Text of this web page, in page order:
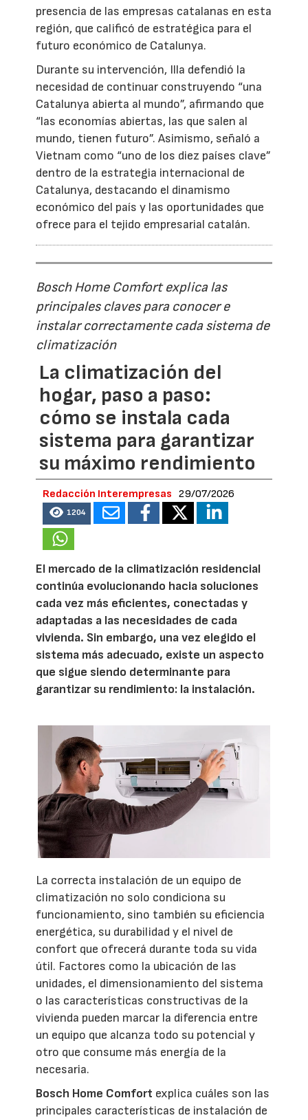
presencia de las empresas catalanas en esta
región, que calificó de estratégica para el
futuro económico de Catalunya.
Durante su intervención, Illa defendió la
necesidad de continuar construyendo “una
Catalunya abierta al mundo”, afirmando que
“las economías abiertas, las que salen al
mundo, tienen futuro”. Asimismo, señaló a
Vietnam como “uno de los diez países clave”
dentro de la estrategia internacional de
Catalunya, destacando el dinamismo
económico del país y las oportunidades que
ofrece para el tejido empresarial catalán.
Bosch Home Comfort explica las
principales claves para conocer e
instalar correctamente cada sistema de
climatización
La climatización del
hogar, paso a paso:
cómo se instala cada
sistema para garantizar
su máximo rendimiento
Redacción Interempresas 29/07/2026
1204
El mercado de la climatización residencial
continúa evolucionando hacia soluciones
cada vez más eficientes, conectadas y
adaptadas a las necesidades de cada
vivienda. Sin embargo, una vez elegido el
sistema más adecuado, existe un aspecto
que sigue siendo determinante para
garantizar su rendimiento: la instalación.
La correcta instalación de un equipo de
climatización no solo condiciona su
funcionamiento, sino también su eficiencia
energética, su durabilidad y el nivel de
confort que ofrecerá durante toda su vida
útil. Factores como la ubicación de las
unidades, el dimensionamiento del sistema
o las características constructivas de la
vivienda pueden marcar la diferencia entre
un equipo que alcanza todo su potencial y
otro que consume más energía de la
necesaria.
Bosch Home Comfort explica cuáles son las
principales características de instalación de